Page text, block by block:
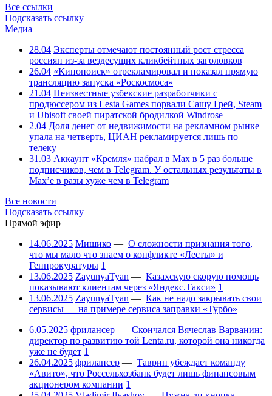
Все ссылки
Подсказать ссылку
Медиа
28.04 Эксперты отмечают постоянный рост стресса
россиян из-за вездесущих кликбейтных заголовков
26.04 «Кинопоиск» отрекламировал и показал прямую
трансляцию запуска «Роскосмоса»
21.04 Неизвестные узбекские разработчики с
продюссером из Lesta Games порвали Сашу Грей, Steam
и Ubisoft своей пиратской бродилкой Windrose
2.04 Доля денег от недвижимости на рекламном рынке
упала на четверть, ЦИАН рекламируется лишь по
телеку
31.03 Аккаунт «Кремля» набрал в Max в 5 раз больше
подписчиков, чем в Telegram. У остальных результаты в
Max’е в разы хуже чем в Telegram
Все новости
Подсказать ссылку
Прямой эфир
14.06.2025 Мишико — О сложности признания того,
что мы мало что знаем о конфликте «Лесты» и
Генпрокуратуры 1
13.06.2025 ZayunyaTyan — Казахскую скорую помощь
показывают клиентам через «Яндекс.Такси» 1
13.06.2025 ZayunyaTyan — Как не надо закрывать свои
сервисы — на примере сервиса заправки «Турбо»
6.05.2025 фрилансер — Скончался Вячеслав Варванин:
директор по развитию той Lenta.ru, которой она никогда
уже не будет 1
26.04.2025 фрилансер — Таврин убеждает команду
«Авито», что Россельхозбанк будет лишь финансовым
акционером компании 1